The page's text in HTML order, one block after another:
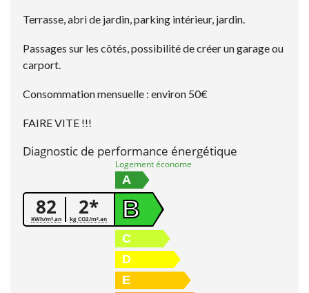
Terrasse, abri de jardin, parking intérieur, jardin.
Passages sur les côtés, possibilité de créer un garage ou
carport.
Consommation mensuelle : environ 50€
FAIRE VITE !!!
Diagnostic de performance énergétique
82
KWh/m².an 2*
kg CO2/m².an
Logement économe
A
B
C
D
E